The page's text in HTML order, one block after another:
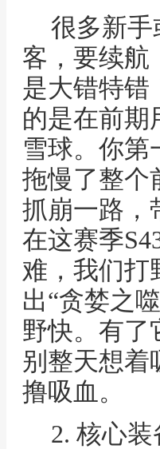
很多新
客，要续航
是大错特错
的是在前期
雪球。你第
拖慢了整个
抓崩一路，
在这赛季
难，我们打
出“贪婪之
野快。有了
别整天想着
撸吸血。
2. 核心